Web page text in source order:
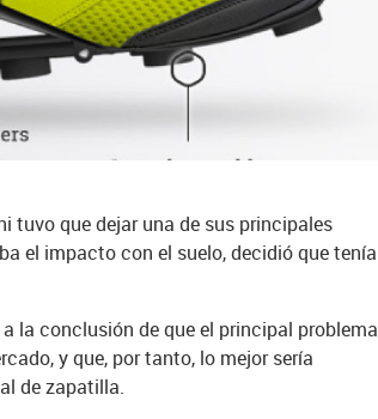
tuvo que dejar una de sus principales
el impacto con el suelo, decidió que tenía
la conclusión de que el principal problema
y que, por tanto, lo mejor sería
de zapatilla.